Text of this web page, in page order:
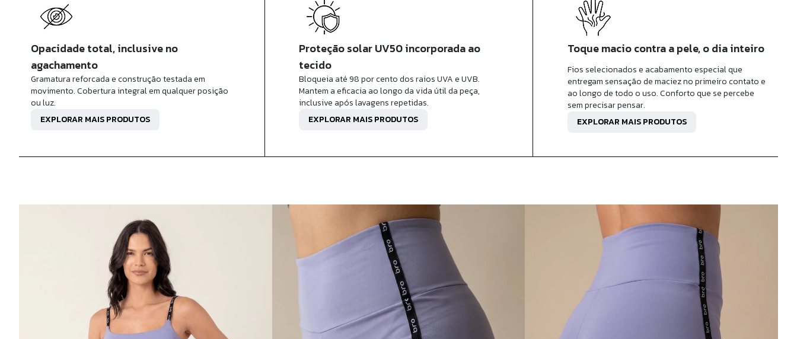
Opacidade total, inclusive no
agachamento
Gramatura reforcada e construção testada em
movimento. Cobertura integral em qualquer posição
ou luz.
EXPLORAR MAIS PRODUTOS
Proteção solar UV50 incorporada ao
tecido
Bloqueia até 98 por cento dos raios UVA e UVB.
Mantem a eficacia ao longo da vida útil da peça,
inclusive após lavagens repetidas.
EXPLORAR MAIS PRODUTOS
Toque macio contra a pele, o dia inteiro
Fios selecionados e acabamento especial que
entregam sensação de maciez no primeiro contato e
ao longo de todo o uso. Conforto que se percebe
sem precisar pensar.
EXPLORAR MAIS PRODUTOS